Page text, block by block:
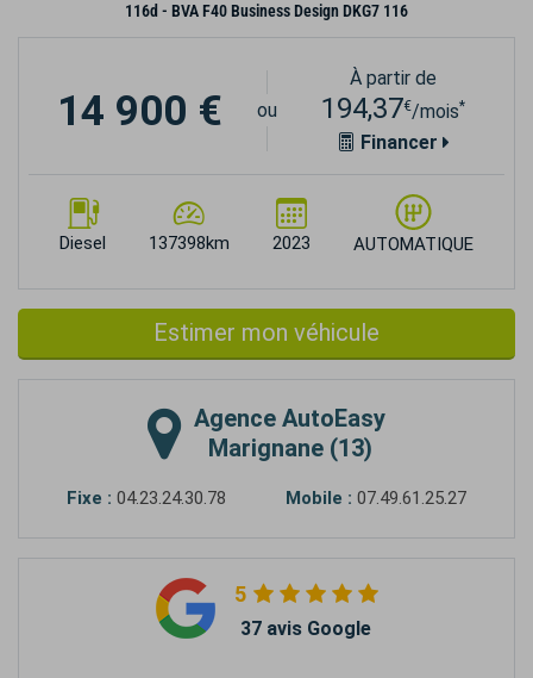
116d - BVA F40 Business Design DKG7 116
Diesel 137398km 2023 AUTOMATIQUE
14 900 € ou
À partir de
194,37€/mois*
Financer
Estimer mon véhicule
Agence AutoEasy
Marignane (13)
Fixe : 04.23.24.30.78 Mobile : 07.49.61.25.27
5
37 avis Google